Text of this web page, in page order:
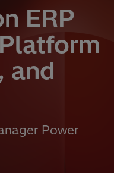
ERP
and
Power